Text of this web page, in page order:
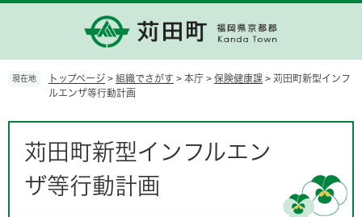
の
す。
ー
し
現在地 トップページ > 組織でさがす > 本庁 > 保険健康課 > 苅田町新型インフ
ルエンザ等行動計画
苅田町新型インフルエン
ザ等行動計画